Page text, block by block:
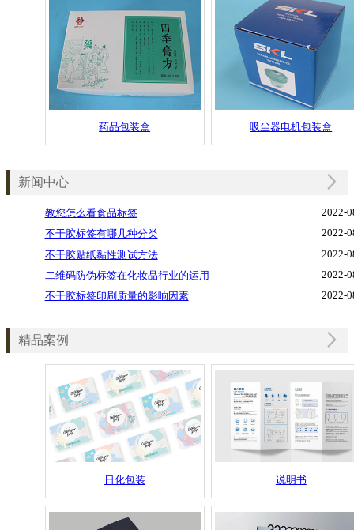
药品包装盒 吸尘器电机包装盒
新闻中心
教您怎么看食品标签
2022-
不干胶标签有哪几种分类
2022-
不干胶贴纸黏性测试方法
2022-
二维码防伪标签在化妆品行业的运用
2022-
不干胶标签印刷质量的影响因素
2022-
精品案例
日化包装 说明书